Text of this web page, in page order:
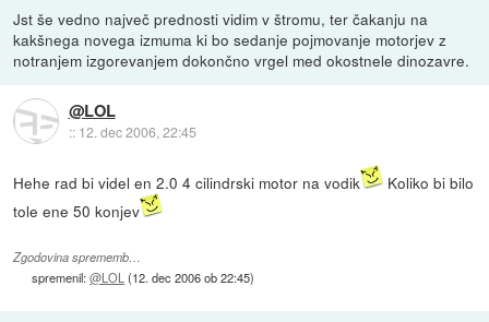
Jst še vedno največ prednosti vidim v štromu, ter čakanju na
kakšnega novega izmuma ki bo sedanje pojmovanje motorjev z
notranjem izgorevanjem dokončno vrgel med okostnele dinozavre.
@LOL
:: 12. dec 2006, 22:45
Hehe rad bi videl en 2.0 4 cilindrski motor na vodik
Koliko bi bilo
tole ene 50 konjev
Zgodovina sprememb…
spremenil:@LOL (12. dec 2006 ob 22:45)